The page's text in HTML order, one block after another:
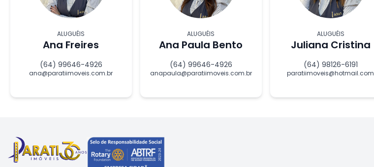
ALUGUÉIS
Ana Freires
(64) 99646-4926
ana@paratiimoveis.com.br
ALUGUÉIS
Ana Paula Bento
(64) 99646-4926
anapaula@paratiimoveis.com.br
ALUGUÉIS
Juliana Cristina
(64) 98126-6191
paratiimoveis@hotmail.com